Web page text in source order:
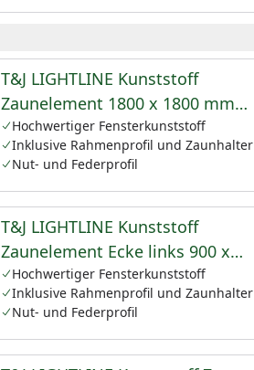
T&J LIGHTLINE Kunststoff
Zaunelement 1800 x 1800 mm
Weiß
Hochwertiger Fensterkunststoff
Inklusive Rahmenprofil und Zaunhalter
Nut- und Federprofil
T&J LIGHTLINE Kunststoff
Zaunelement Ecke links 900 x
1800/900 mm, weiß
Hochwertiger Fensterkunststoff
Inklusive Rahmenprofil und Zaunhalter
Nut- und Federprofil